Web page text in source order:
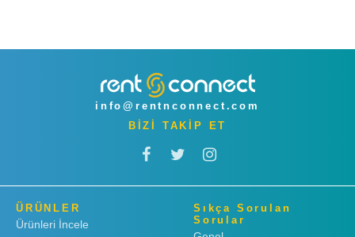
info@rentnconnect.com
BİZİ TAKİP ET
ÜRÜNLER
Ürünleri İncele
Sıkça Sorulan
Sorular